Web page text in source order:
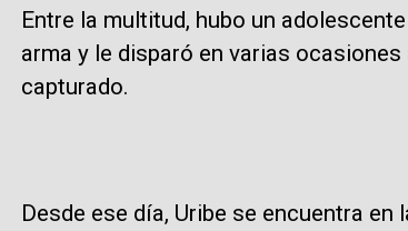
Entre la multitud, hubo un
arma y le disparó en varias
capturado.
Desde ese día, Uribe se encuentra